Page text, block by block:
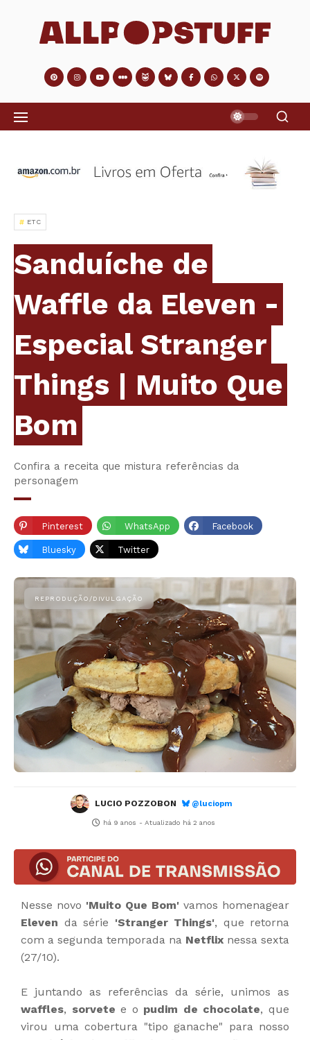
ETC
Sanduíche de
Waffle da Eleven -
Especial Stranger
Things | Muito Que
Bom
Confira a receita que mistura referências da
personagem
Pinterest WhatsApp Facebook
Bluesky Twitter
LUCIO POZZOBON @luciopm
há 9 anos - Atualizado há 2 anos
Nesse novo 'Muito Que Bom' vamos homenagear
Eleven da série 'Stranger Things', que retorna
com a segunda temporada na Netflix nessa sexta
(27/10).
E juntando as referências da série, unimos as
waffles, sorvete e o pudim de chocolate, que
virou uma cobertura "tipo ganache" para nosso